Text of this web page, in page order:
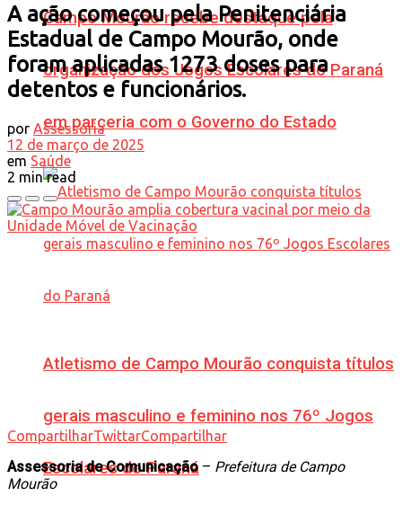
Campo Mourão recebe destaque pela
organização dos Jogos Escolares do Paraná
em parceria com o Governo do Estado
Atletismo de Campo Mourão conquista títulos
gerais masculino e feminino nos 76º Jogos
Escolares do Paraná
A ação começou pela Penitenciária
Estadual de Campo Mourão, onde
foram aplicadas 1273 doses para
detentos e funcionários.
por Assessoria
12 de março de 2025
em Saúde
2 min read
CompartilharTwittarCompartilhar
Assessoria de Comunicação – Prefeitura de Campo
Mourão